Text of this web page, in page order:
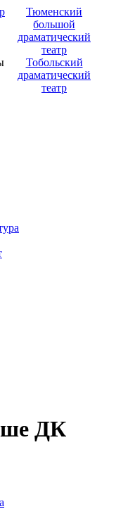
Тюменский
большой
драматический
театр
Тобольский
драматический
театр
ДК